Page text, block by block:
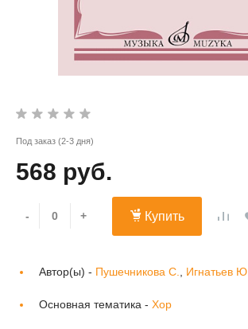
Под заказ (2-3 дня)
568 руб.
- + Купить
Автор(ы) - Пушечникова С. Игнатьев Ю.
Основная тематика - Хор